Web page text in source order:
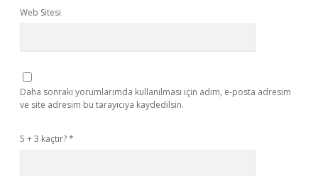
Web Sitesi
Daha sonraki yorumlarımda kullanılması için adım, e-posta adresim
ve site adresim bu tarayıcıya kaydedilsin.
5 + 3 kaçtır?*